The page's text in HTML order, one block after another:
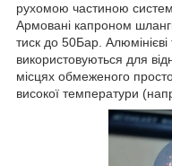
рухомою частиною
Армовані капроном
тиск до 50Бар.
використовуються для
місцях обмеженого
високої температури